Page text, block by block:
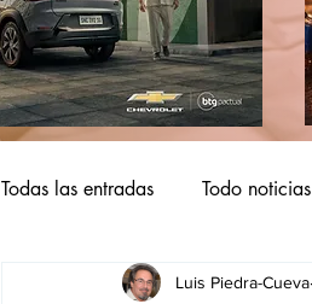
Todas las entradas Todo noticias
Luis Piedra-Cueva